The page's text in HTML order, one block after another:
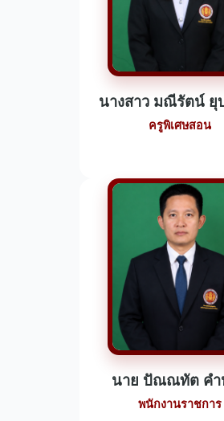
นางสาว มณีรัตน์ ยุ
ครูพิเศษสอน
นาย ปัณณทัต คำ
พนักงานราชการ